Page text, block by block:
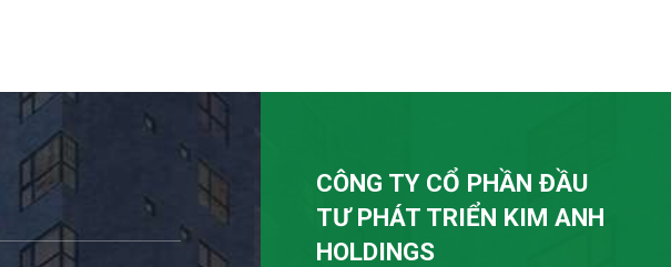
CÔNG TY CỔ PHẦN ĐẦU
TƯ PHÁT TRIỂN KIM ANH
HOLDINGS